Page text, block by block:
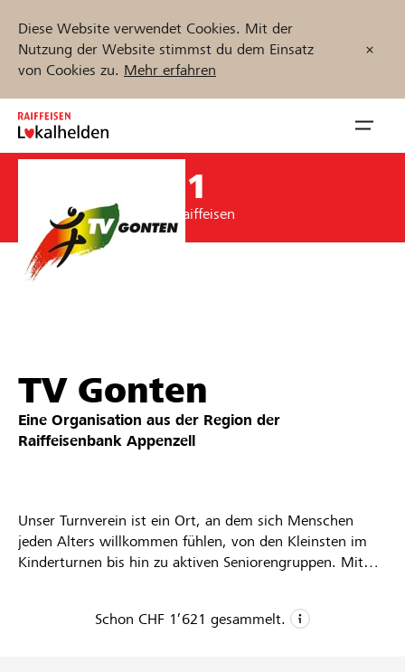
Diese Website verwendet Cookies. Mit der
Nutzung der Website stimmst du dem Einsatz
von Cookies zu. Mehr erfahren
Zum
Inhalt
springen
öffnen
Hilfe & Support
Partner / Raiffeisenbank
Anmelden
Jetzt starten
CHF 1’621
Unterstützung durch Raiffeisen
TV Gonten
Eine Organisation aus der Region der
Raiffeisenbank Appenzell
Unser Turnverein ist ein Ort, an dem sich Menschen
jeden Alters willkommen fühlen, von den Kleinsten im
Kinderturnen bis hin zu aktiven Seniorengruppen. Mit
Ausdauer und noch vieles mehr) fördern wir nicht nur
Schon CHF 1’621 gesammelt.